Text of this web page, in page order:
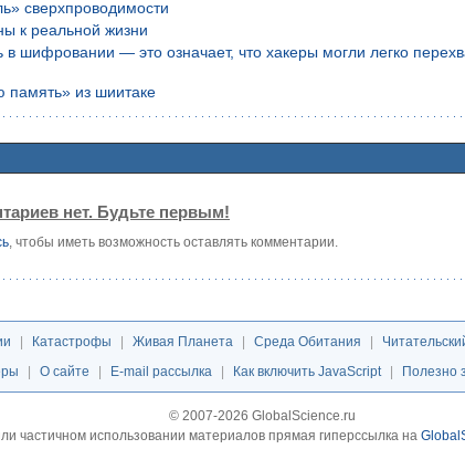
сверхпроводимости
к реальной жизни
шифровании — это означает, что хакеры могли легко
память» из шиитаке
нет. Будьте первым!
, чтобы иметь возможность оставлять комментарии.
Катастрофы Живая Планета Среда Обитания
О сайте E-mail рассылка Как включить JavaScript Полезно
© 2007-2026 GlobalScience.ru
частичном использовании материалов прямая гиперссылка на